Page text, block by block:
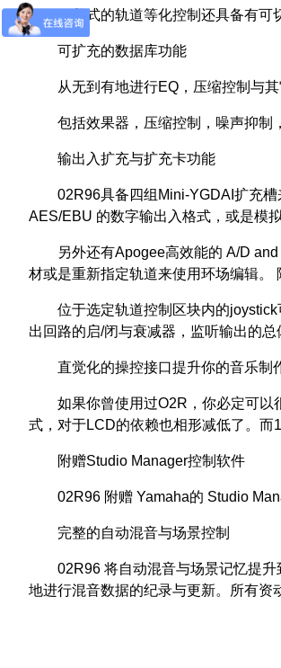
四段式的轨道等化控制还具备有可
可扩充的数据库功能
从无到有地进行EQ，压缩控制与
包括效果器，压缩控制，噪声抑制
输出入扩充与扩充卡功能
02R96具备四组Mini-YGDAI扩充
AES/EBU 的数字输出入格式，或是模
另外还有Apogee高效能的 A/D
材或是重新指定轨道来使用环场编辑。
位于选定轨道控制区块内的
出回路的启/闭与衰减器，监听输出的
直觉化的操控接口提升你的音乐制
如果你曾使用过O2R，你必定可
式，对于LCD的依赖也相形减低了。而
附赠Studio Manager控制软件
02R96 附赠 Yamaha的 Studio
完整的自动混音与场景控制
02R96 将自动混音与场景记忆提
地进行混音数据的纪录与更新。所有资